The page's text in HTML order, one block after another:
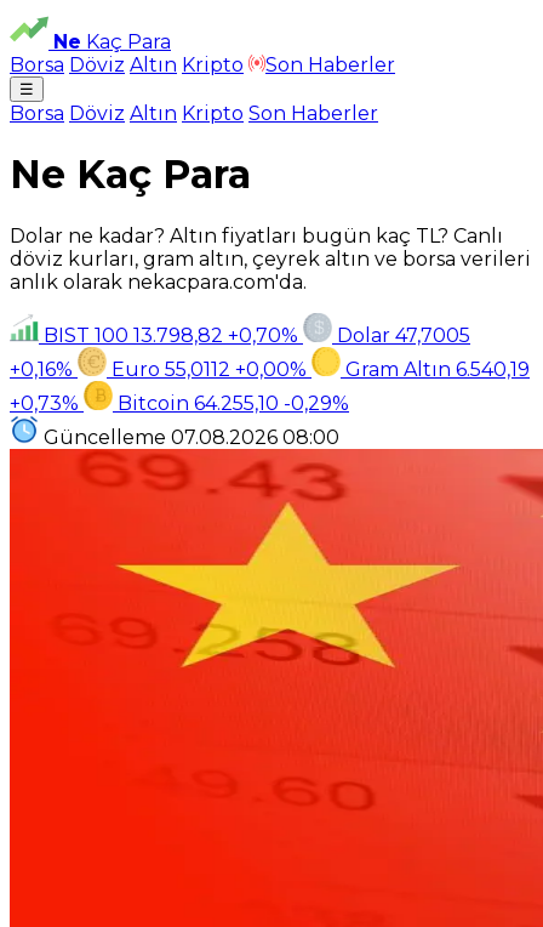
Ne Kaç Para
Borsa Döviz Altın Kripto Son Haberler
☰
Borsa Döviz Altın Kripto Son Haberler
Ne Kaç Para
Dolar ne kadar? Altın fiyatları bugün kaç TL? Canlı
döviz kurları, gram altın, çeyrek altın ve borsa verileri
anlık olarak nekacpara.com'da.
BIST 100 13.798,82 +0,70% Dolar 47,7005
+0,16%
Euro 55,0112 +0,00% Gram Altın 6.540,19
+0,73%
Bitcoin 64.255,10 -0,29%
Güncelleme 07.08.2026 08:00